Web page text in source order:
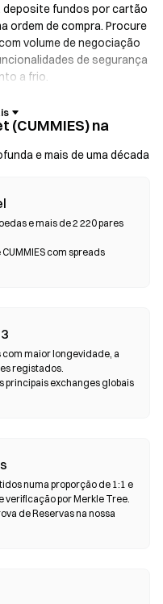
deposite fundos por cartão
ordem de compra. Procure
volume de negociação
de segurança
a frio.
autocustódia. As
guardar as suas próprias
na interface da
CUMMIES com cartão
exchange. Faça sempre
de recuperação e verifique
confirmar qualquer
intermediários. As DEX
executar trocas em
nem verificação de
selecione o par de
e confirme o swap.
atividade nas DEX ocorre
como Ethereum, BNB
(CUMMIES) na
e mais de uma década
e mais de 2 220 pares
com spreads
maior longevidade, a
registados.
principais exchanges globais
numa proporção de 1:1 e
verificação por Merkle Tree.
de Reservas na nossa